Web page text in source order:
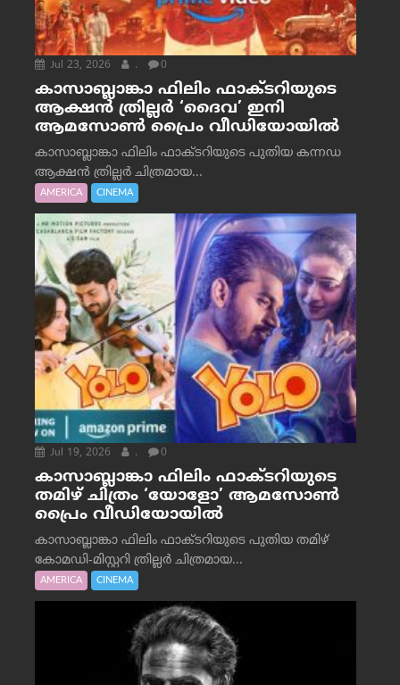
Jul 23, 2026 . 0
കാസാബ്ലാങ്കാ ഫിലിം ഫാക്ടറിയുടെ
ആക്ഷൻ ത്രില്ലർ ‘ദൈവ’ ഇനി
ആമസോൺ പ്രൈം വീഡിയോയിൽ
കാസാബ്ലാങ്കാ ഫിലിം ഫാക്ടറിയുടെ പുതിയ കന്നഡ
ആക്ഷൻ ത്രില്ലർ ചിത്രമായ...
AMERICA CINEMA
Jul 19, 2026 . 0
കാസാബ്ലാങ്കാ ഫിലിം ഫാക്ടറിയുടെ
തമിഴ് ചിത്രം ‘യോളോ’ ആമസോൺ
പ്രൈം വീഡിയോയിൽ
കാസാബ്ലാങ്കാ ഫിലിം ഫാക്ടറിയുടെ പുതിയ തമിഴ്
കോമഡി-മിസ്റ്ററി ത്രില്ലർ ചിത്രമായ...
AMERICA CINEMA